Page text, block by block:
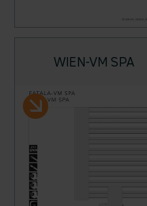
WIEN-VM SPA